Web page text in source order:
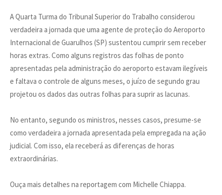
A Quarta Turma do Tribunal Superior do Trabalho considerou
verdadeira a jornada que uma agente de proteção do Aeroporto
Internacional de Guarulhos (SP) sustentou cumprir sem receber
horas extras. Como alguns registros das folhas de ponto
apresentadas pela administração do aeroporto estavam ilegíveis
e faltava o controle de alguns meses, o juízo de segundo grau
projetou os dados das outras folhas para suprir as lacunas.
No entanto, segundo os ministros, nesses casos, presume-se
como verdadeira a jornada apresentada pela empregada na ação
judicial. Com isso, ela receberá as diferenças de horas
extraordinárias.
Ouça mais detalhes na reportagem com Michelle Chiappa.